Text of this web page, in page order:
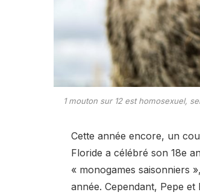
1 mouton sur 12 est homosexuel,
Cette année encore, un
Floride a célébré son 18e
« monogames saisonniers
année. Cependant, Pepe et